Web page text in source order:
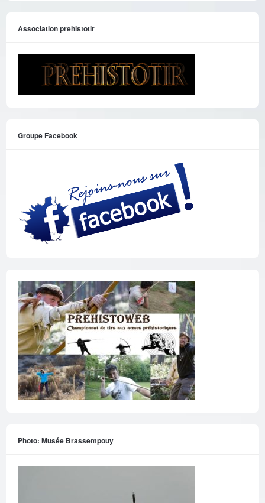
Association prehistotir
Groupe Facebook
Photo: Musée Brassempouy